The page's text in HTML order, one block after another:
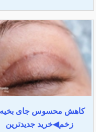
کاهش محسوس جای
زخم◀خرید جدیدترین